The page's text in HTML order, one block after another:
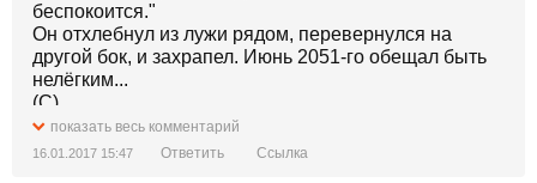
беспокоится."
Он отхлебнул из лужи рядом, перевернулся на
другой бок, и захрапел. Июнь 2051-го обещал быть
нелёгким...
(С)
показать весь комментарий
16.01.2017 15:47 Ответить Ссылка